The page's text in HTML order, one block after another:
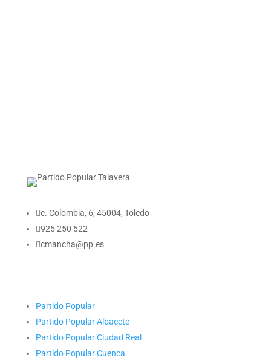
c. Colombia, 6, 45004, Toledo
925 250 522
cmancha@pp.es
Partido Popular
Partido Popular Albacete
Partido Popular Ciudad Real
Partido Popular Cuenca